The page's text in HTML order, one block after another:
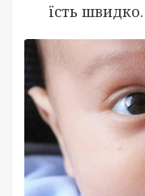
їсть швидко.